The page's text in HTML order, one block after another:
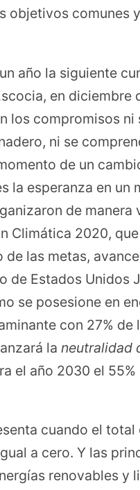
objetivos comunes
año la siguiente
en diciembre
los compromisos ni
ni se
de un
la esperanza en un
de
Climática 2020,
las metas,
de Estados Unidos
se posesione en
con 27%
la neutralidad
el año 2030 el
cuando el
a cero. Y las
renovables y